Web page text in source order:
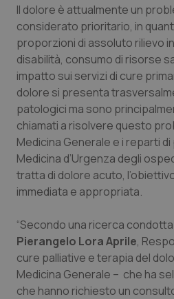
Provincia Autonoma di
Provincia Autonoma di
Puglia
Sardegna
Sicilia
Umbria
Valle D’Aosta
Infezioni & Febbre
Ipertensione &
Malattie rare
Malattia di Crohn &
Neuroscienze &
Oftalmologia
Oncodermatologia
Il dolore è attualmente un
considerato prioritario, in
proporzioni di assoluto rilievo
disabilità, consumo di risorse
impatto sui servizi di cure
dolore si presenta
patologici ma sono
chiamati a risolvere questo
Medicina Generale e i reparti
Medicina d’Urgenza degli
tratta di dolore acuto,
immediata e appropriata.
“Secondo una ricerca condotta
Pierangelo Lora Aprile,
cure palliative e terapia del
Medicina Generale – che ha
che hanno richiesto un